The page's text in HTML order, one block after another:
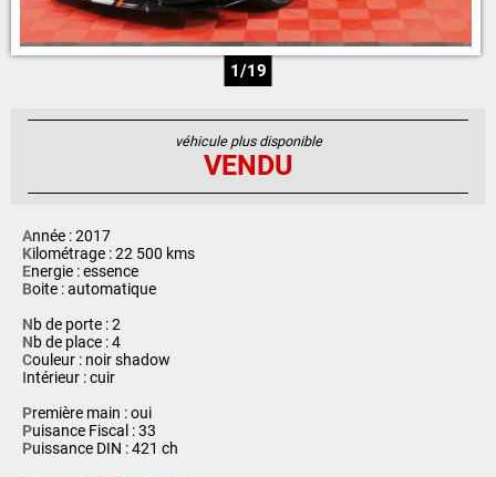
1/19
véhicule plus disponible
VENDU
Année : 2017
Kilométrage : 22 500 kms
Energie : essence
Boite : automatique
Nb de porte : 2
Nb de place : 4
Couleur : noir shadow
Intérieur : cuir
Première main : oui
Puisance Fiscal : 33
Puissance DIN : 421 ch